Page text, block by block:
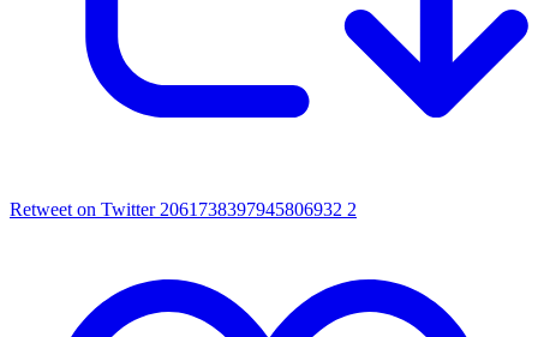
Retweet on Twitter 2061738397945806932 2